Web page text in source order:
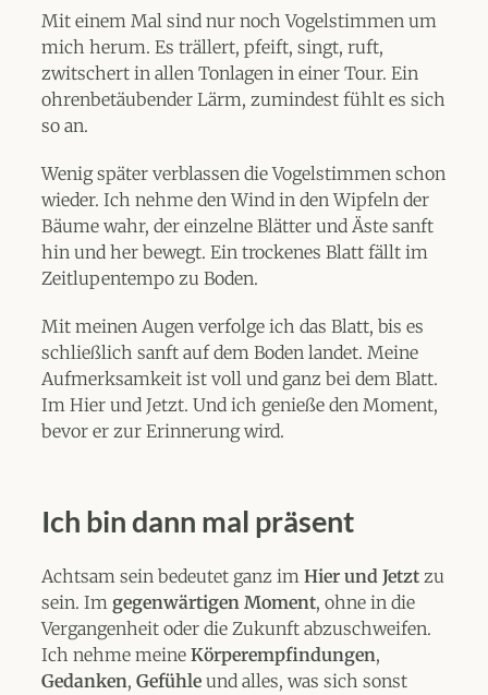
Mit einem Mal sind nur noch Vogelstimmen um
mich herum. Es trällert, pfeift, singt, ruft,
zwitschert in allen Tonlagen in einer Tour. Ein
ohrenbetäubender Lärm, zumindest fühlt es sich
so an.
Wenig später verblassen die Vogelstimmen schon
wieder. Ich nehme den Wind in den Wipfeln der
Bäume wahr, der einzelne Blätter und Äste sanft
hin und her bewegt. Ein trockenes Blatt fällt im
Zeitlupentempo zu Boden.
Mit meinen Augen verfolge ich das Blatt, bis es
schließlich sanft auf dem Boden landet. Meine
Aufmerksamkeit ist voll und ganz bei dem Blatt.
Im Hier und Jetzt. Und ich genieße den Moment,
bevor er zur Erinnerung wird.
Ich bin dann mal präsent
Achtsam sein bedeutet ganz imHier und Jetzt zu
sein. Im gegenwärtigen Moment, ohne in die
Vergangenheit oder die Zukunft abzuschweifen.
Ich nehme meineKörperempfindungen,
Gedanken,Gefühleund alles, was sich sonst